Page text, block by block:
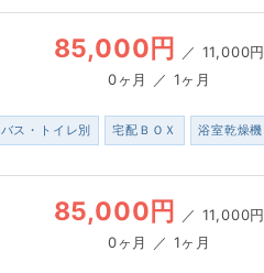
85,000円 ／ 11,000円
0ヶ月 ／ 1ヶ月
バス・トイレ別 宅配ＢＯＸ 浴室乾燥機
85,000円 ／ 11,000円
0ヶ月 ／ 1ヶ月